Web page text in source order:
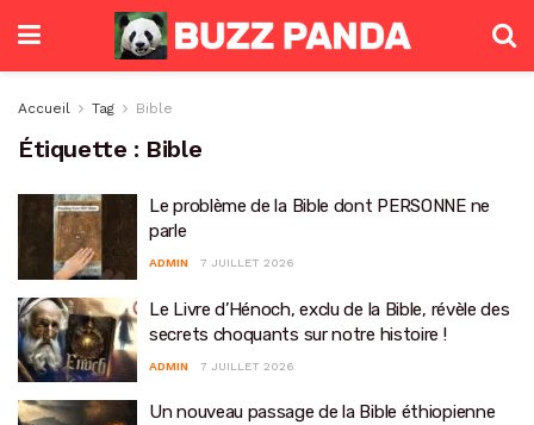
Accueil Tag Bible
Étiquette : Bible
Le problème de la Bible dont PERSONNE ne
parle
ADMIN 7 JUILLET 2026
Le Livre d’Hénoch, exclu de la Bible, révèle des
secrets choquants sur notre histoire !
ADMIN 7 JUILLET 2026
Un nouveau passage de la Bible éthiopienne